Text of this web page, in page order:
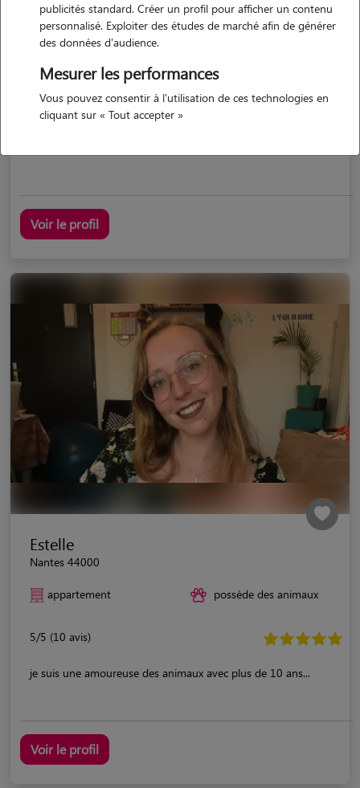
Ombeline
NANTES 44000
appartement possède des animaux
Voir le profil
Estelle
Nantes 44000
appartement possède des animaux
5/5 (10 avis)
je suis une amoureuse des animaux avec plus de 10 ans...
Voir le profil
publicités standard. Créer un profil pour afficher un contenu
personnalisé. Exploiter des études de marché afin de générer
des données d'audience.
Mesurer les performances
Vous pouvez consentir à l'utilisation de ces technologies en
cliquant sur « Tout accepter »